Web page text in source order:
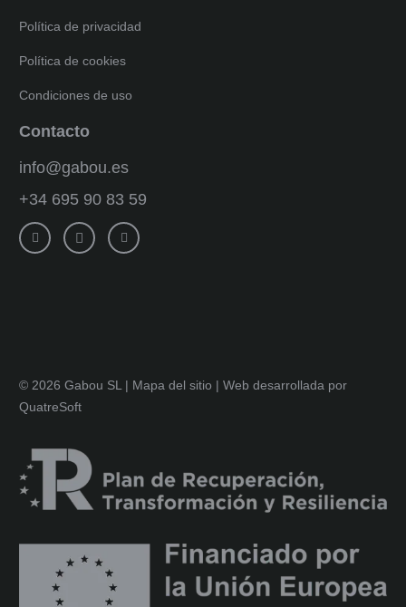
Política de privacidad
Política de cookies
Condiciones de uso
Contacto
info@gabou.es
+34 695 90 83 59
© 2026 Gabou SL | Mapa del sitio | Web desarrollada por
QuatreSoft